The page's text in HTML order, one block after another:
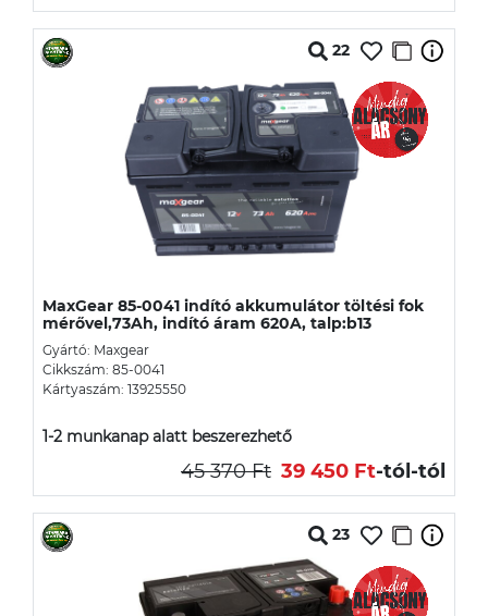
22
MaxGear 85-0041 indító akkumulátor töltési fok
mérővel,73Ah, indító áram 620A, talp:b13
Gyártó: Maxgear
Cikkszám: 85-0041
Kártyaszám: 13925550
1-2 munkanap alatt beszerezhető
45 370 Ft 39 450 Ft-tól-tól
23